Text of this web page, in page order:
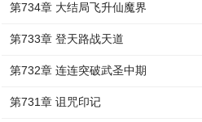
第734章 大结局飞升仙魔界
第733章 登天路战天道
第732章 连连突破武圣中期
第731章 诅咒印记